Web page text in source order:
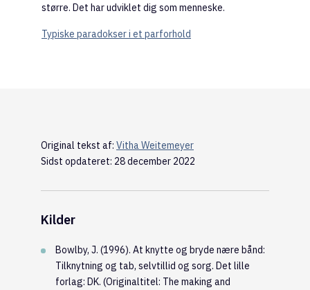
større. Det har udviklet dig som menneske.
Typiske paradokser i et parforhold
Original tekst af: Vitha Weitemeyer
Sidst opdateret: 28 december 2022
Kilder
Bowlby, J. (1996). At knytte og bryde nære bånd:
Tilknytning og tab, selvtillid og sorg. Det lille
forlag: DK. (Originaltitel: The making and